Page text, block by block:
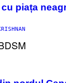
piața